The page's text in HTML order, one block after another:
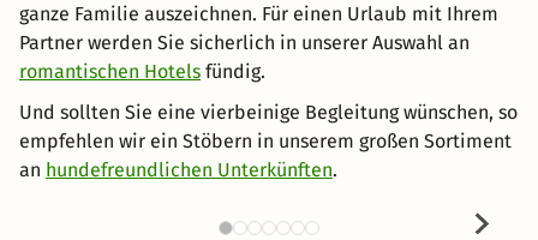
ganze Familie auszeichnen. Für einen Urlaub mit Ihrem
Partner werden Sie sicherlich in unserer Auswahl an
romantischen Hotels fündig.
Und sollten Sie eine vierbeinige Begleitung wünschen, so
empfehlen wir ein Stöbern in unserem großen Sortiment
an hundefreundlichen Unterkünften.